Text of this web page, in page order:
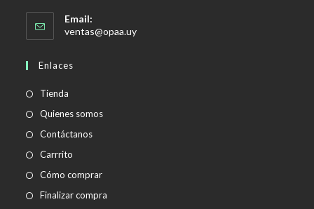
Email:
ventas@opaa.uySe
Enlaces
Tienda
Quienes somos
Contáctanos
Carrrito
Cómo comprar
Finalizar compra